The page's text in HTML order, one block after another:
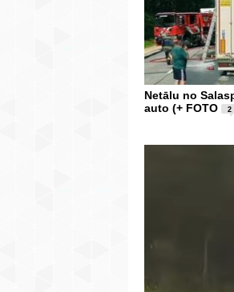
Netālu no
auto (+ FOTO
2